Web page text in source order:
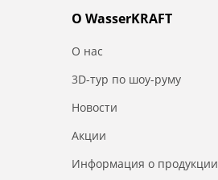
О WasserKRAFT
О нас
3D-тур по шоу-руму
Новости
Акции
Информация о продукции